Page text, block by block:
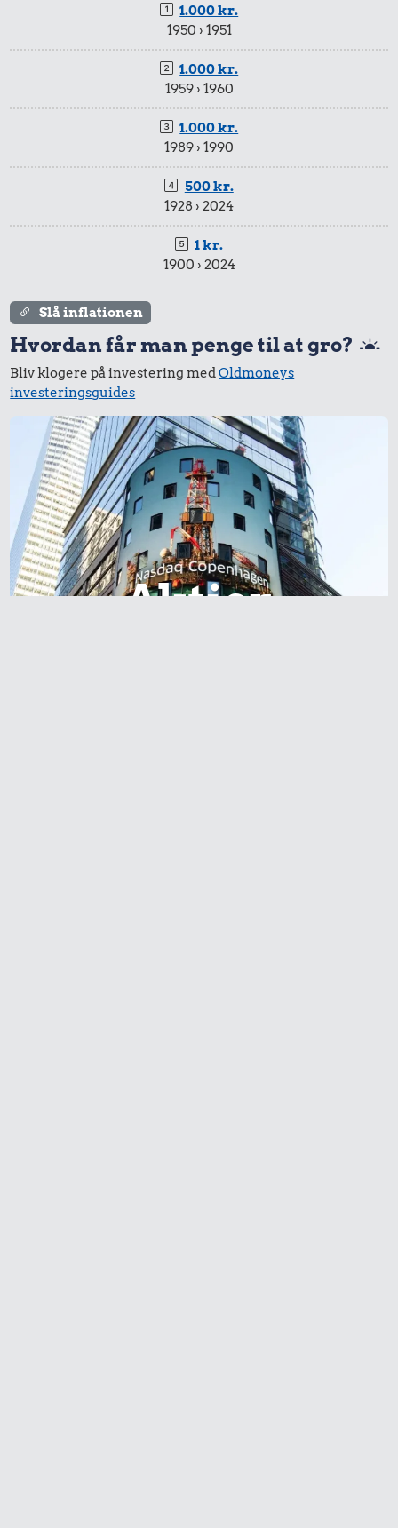
1.000 kr.
1950 › 1951
1.000 kr.
1959 › 1960
1.000 kr.
1989 › 1990
500 kr.
1928 › 2024
1 kr.
1900 › 2024
Slå inflationen
Hvordan får man penge til at gro?
Bliv klogere på investering medOldmoneys
investeringsguides
Aktier